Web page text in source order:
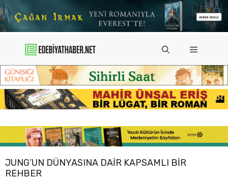
İçeriğe
atla
Menü
JUNG’UN DÜNYASINA DAIR KAPSAMLI BIR
REHBER